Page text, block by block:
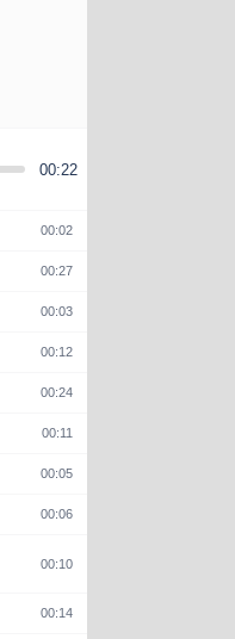
00:22
00:02
00:27
00:03
00:12
00:24
00:11
00:05
00:06
00:10
00:14